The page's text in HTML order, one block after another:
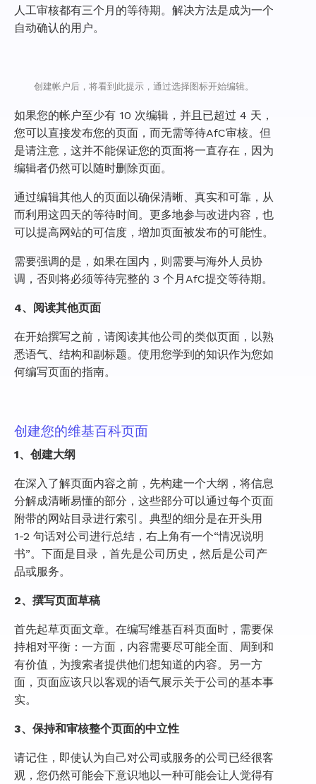
人工审核都有三个月的等待期。解决方法是成为一个
自动确认的用户。
创建帐户后，将看到此提示，通过选择图标开始编辑。
如果您的帐户至少有 10 次编辑，并且已超过 4 天，
您可以直接发布您的页面，而无需等待AfC审核。但
是请注意，这并不能保证您的页面将一直存在，因为
编辑者仍然可以随时删除页面。
通过编辑其他人的页面以确保清晰、真实和可靠，从
而利用这四天的等待时间。更多地参与改进内容，也
可以提高网站的可信度，增加页面被发布的可能性。
需要强调的是，如果在国内，则需要与海外人员协
调，否则将必须等待完整的 3 个月AfC提交等待期。
4、阅读其他页面
在开始撰写之前，请阅读其他公司的类似页面，以熟
悉语气、结构和副标题。使用您学到的知识作为您如
何编写页面的指南。
创建您的维基百科页面
1、创建大纲
在深入了解页面内容之前，先构建一个大纲，将信息
分解成清晰易懂的部分，这些部分可以通过每个页面
附带的网站目录进行索引。典型的细分是在开头用
1-2 句话对公司进行总结，右上角有一个“情况说明
书”。下面是目录，首先是公司历史，然后是公司产
品或服务。
2、撰写页面草稿
首先起草页面文章。在编写维基百科页面时，需要保
持相对平衡：一方面，内容需要尽可能全面、周到和
有价值，为搜索者提供他们想知道的内容。另一方
面，页面应该只以客观的语气展示关于公司的基本事
实。
3、保持和审核整个页面的中立性
请记住，即使认为自己对公司或服务的公司已经很客
观，您仍然可能会下意识地以一种可能会让人觉得有